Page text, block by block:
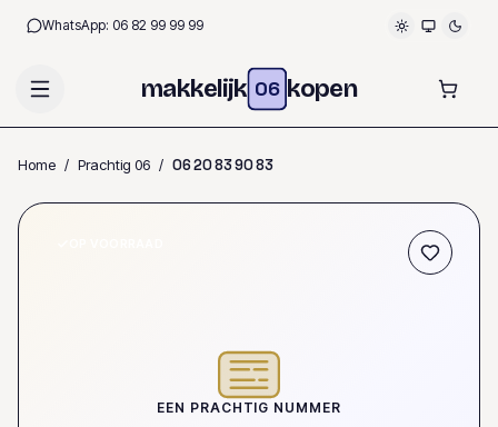
WhatsApp: 06 82 99 99 99
makkelijk 06 kopen
Home / Prachtig 06 / 0620839083
EEN PRACHTIG NUMMER